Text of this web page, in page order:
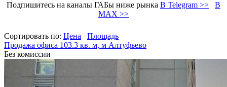
Подпишитесь на каналы ГАБы ниже рынка В Telegram >>
В
MAX >>
Сортировать по: Цена
Площадь
Продажа офиса 103.3 кв. м, м Алтуфьево
Без комиссии